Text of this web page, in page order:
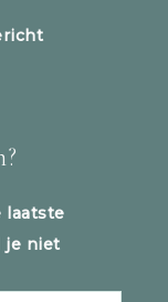
laatste
je niet